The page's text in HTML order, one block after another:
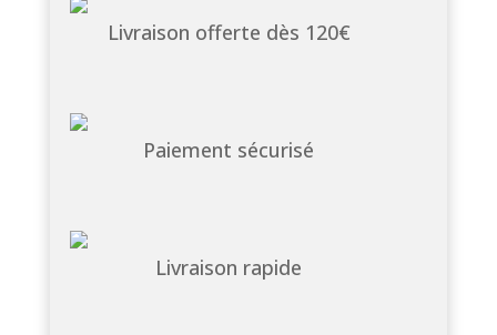
Livraison offerte dès 120€
Paiement sécurisé
Livraison rapide